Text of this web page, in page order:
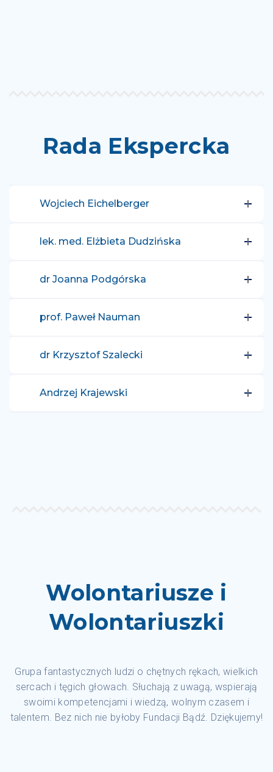
Rada Ekspercka
Wojciech Eichelberger
lek. med. Elżbieta Dudzińska
dr Joanna Podgórska
prof. Paweł Nauman
dr Krzysztof Szalecki
Andrzej Krajewski
Wolontariusze i
Wolontariuszki
Grupa fantastycznych ludzi o chętnych rękach, wielkich
sercach i tęgich głowach. Słuchają z uwagą, wspierają
swoimi kompetencjami i wiedzą, wolnym czasem i
talentem. Bez nich nie byłoby Fundacji Bądź. Dziękujemy!